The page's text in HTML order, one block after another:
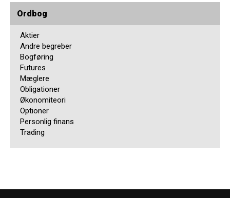
Ordbog
Aktier
Andre begreber
Bogføring
Futures
Mæglere
Obligationer
Økonomiteori
Optioner
Personlig finans
Trading